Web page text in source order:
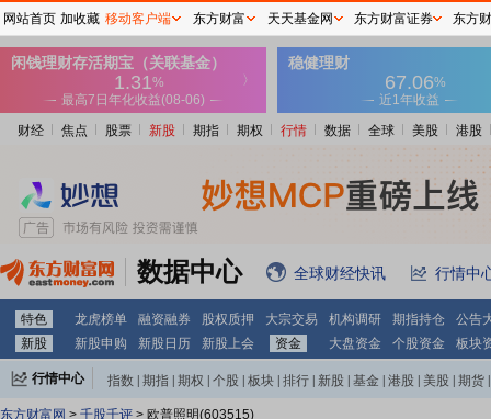
财经 焦点 股票 新股 期指 期权 行情 数据 全球 美股 港股
数据中心 全球财经快讯 行情中
特色 龙虎榜单 融资融券 股权质押 大宗交易 机构调研 期指持仓
公告
新股
新股申购 新股日历 新股上会 资金 大盘资金 个股资金 板块
行情中心 指数 期指 期权 个股 板块 排行 新股 基金 港股 美股 期货
东方财富网 > 千股千评 > 欧普照明(603515)
网站首页 加收藏 移动客户端 东方财富 天天基金网 东方财富证券 东方